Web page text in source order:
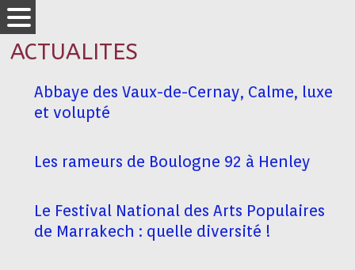
ACTUALITES
Abbaye des Vaux-de-Cernay, Calme, luxe
et volupté
Les rameurs de Boulogne 92 à Henley
Le Festival National des Arts Populaires
de Marrakech : quelle diversité !